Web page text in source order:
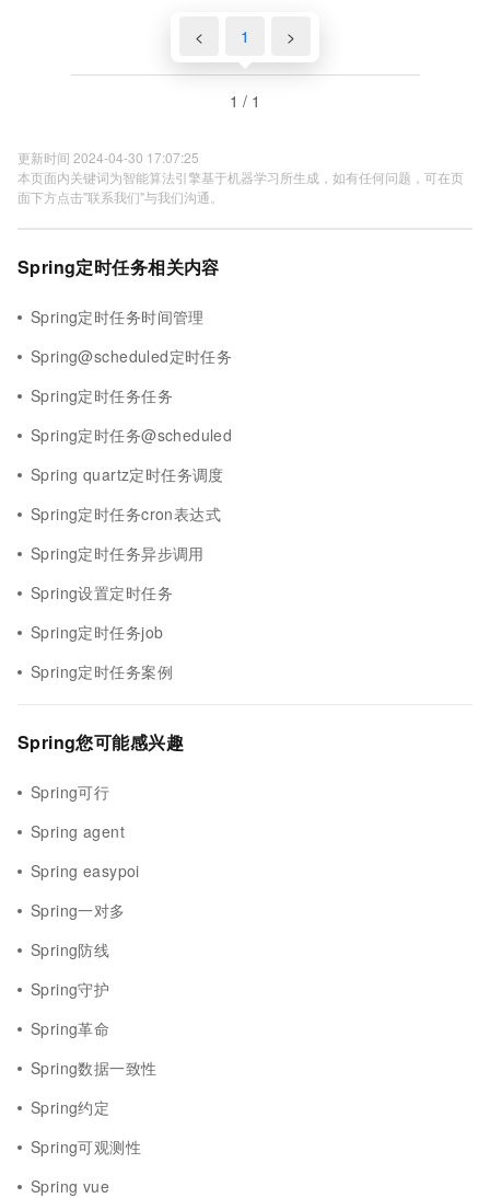
< 1 >
1 / 1
更新时间 2024-04-30 17:07:25
本页面内关键词为智能算法引擎基于机器学习所生成，如有任何问题，可在页
面下方点击"联系我们"与我们沟通。
Spring定时任务相关内容
Spring定时任务时间管理
Spring@scheduled定时任务
Spring定时任务任务
Spring定时任务@scheduled
Spring quartz定时任务调度
Spring定时任务cron表达式
Spring定时任务异步调用
Spring设置定时任务
Spring定时任务job
Spring定时任务案例
Spring您可能感兴趣
Spring可行
Spring agent
Spring easypoi
Spring一对多
Spring防线
Spring守护
Spring革命
Spring数据一致性
Spring约定
Spring可观测性
Spring vue